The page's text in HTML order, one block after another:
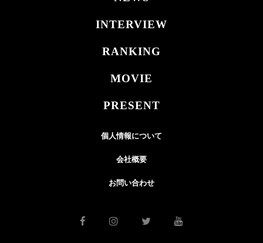
INTERVIEW
RANKING
MOVIE
PRESENT
個人情報について
会社概要
お問い合わせ